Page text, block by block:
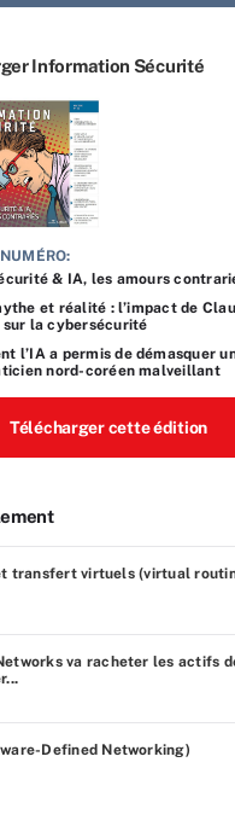
Information Sécurité
& IA, les amours
et réalité : l’impact de
sur la cybersécurité
l’IA a permis de démasquer
nord-coréen malveillant
Télécharger cette édition
transfert virtuels (virtual
va racheter les actifs
Defined Networking)